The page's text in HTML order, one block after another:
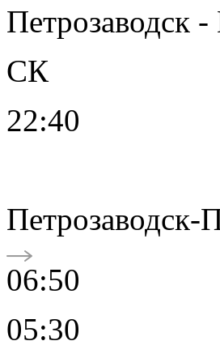
Петрозаводск
СК
22:40
Петрозаводск-
06:50
05:30